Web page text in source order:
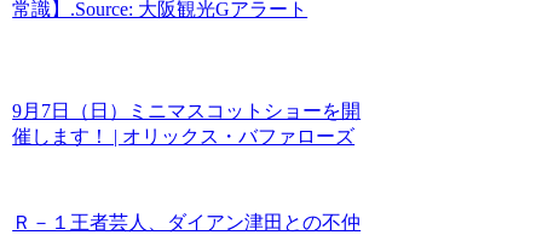
常識】.Source: 大阪観光Gアラート
9月7日（日）ミニマスコットショーを開
催します！ | オリックス・バファローズ
Ｒ－１王者芸人、ダイアン津田との不仲